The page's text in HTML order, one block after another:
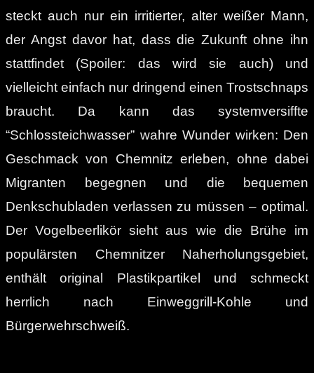
steckt auch nur ein irritierter, alter weißer Mann,
der Angst davor hat, dass die Zukunft ohne ihn
stattfindet (Spoiler: das wird sie auch) und
vielleicht einfach nur dringend einen Trostschnaps
braucht. Da kann das systemversiffte
“Schlossteichwasser” wahre Wunder wirken: Den
Geschmack von Chemnitz erleben, ohne dabei
Migranten begegnen und die bequemen
Denkschubladen verlassen zu müssen – optimal.
Der Vogelbeerlikör sieht aus wie die Brühe im
populärsten Chemnitzer Naherholungsgebiet,
enthält original Plastikpartikel und schmeckt
herrlich nach Einweggrill-Kohle und
Bürgerwehrschweiß.